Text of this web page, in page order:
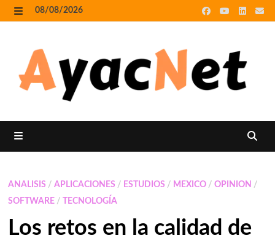
Skip
to
08/08/2026
ANALISIS / APLICACIONES / ESTUDIOS / MEXICO/ OPINION /
SOFTWARE/ TECNOLOGÍA
Los retos en la calidad de